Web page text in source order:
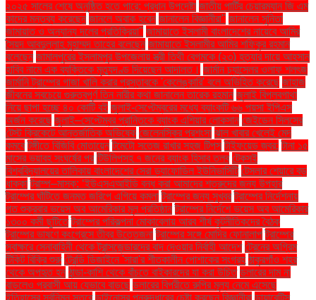
২০২৫ সালের শেষে অনুষ্ঠিত হতে পারে: প্রধান উপদেষ্টা জাতীয় পার্টির চেয়ারম্যান জি এম
কাদের মন্তব্য করেছেন জানলে অবাক হবেন জানালেন বিজ্ঞানীরা" জানালেন সুনিতা
জামায়াত ও অন্যান্য দলের প্রতিক্রিয়া'' জামায়াতে ইসলামী বাংলাদেশের নায়েবে আমির
সৈয়দ আবদুল্লাহ মুহাম্মদ তাহের বলেছেন জামায়াতে ইসলামীর আমির শফিকুর রহমান
বলেছেন জামালপুরের ইসলামপুর উপজেলায় স্ত্রী তিথী বেগমকে (২৩) হত্যার দায়ে আহসান
হাবিব নামে এক ব্যক্তিকে মৃত্যুদণ্ড দিয়েছেন আদালত। জার্মান চ্যান্সেলর ওলাফ শলৎজ
জার্মানি ট্রাম্পের গাজা খালি করার প্রস্তাবকে 'কেলেঙ্কারি' বলে অভিহিত করেছে জাহাজ
জীবনের সবচেয়ে গুরুত্বপূর্ণ তিন নারীর কথা জানালেন তারেক রহমান জুলাই বিপ্লবগাথা
নিয়ে ছাপা হচ্ছে ৪০ কোটি বই জুলাই-সেপ্টেম্বরের মধ্যে ব্যাংকটি ৬৬ পয়সা ইপিএস
অর্জন করেছে জুলাই–সেপ্টেম্বর প্রান্তিকে ব্যাংক এশিয়ার লোকসান জেইডেন সিলসের
টেস্ট ক্রিকেটে আন্তর্জাতিক অভিষেক জেলেনস্কির প্রশংসা ঝাল খাবার খেলেই মেদ
কমবে টঙ্গীতে বিজিবি মোতায়েন টমেটো সতেজ রাখার সহজ টিপস টাইফয়েড জ্বর: টানা ১৫
মাসের ভয়াবহ সংঘর্ষের পর টিউলিপসহ ৭ জনের ব্যাংক হিসাব তলব টেকসই
বিশ্ববিদ্যালয়ের তালিকায় বাংলাদেশের সেরা ড্যাফোডিল ইউনিভার্সিটি টেসলার শেয়ারে বড়
ধাক্কা ট্রাম্প–মাস্ক: ‘ইউএসএআইডি বন্ধ করা আমাদের শত্রুদের জন্য উপহার
ট্রাম্পের ঘাঁটিতে জনমত জরিপে এগিয়ে কমলা ট্রাম্পের জন্য সুখবর ট্রাম্পের নির্দেশনায়
গত শুক্রবার ভয়েস অব আমেরিকার মূল প্রতিষ্ঠান ট্রাম্পের নির্দেশে ভয়েস অব আমেরিকার
১৩০০ কর্মী ছুটিতে ট্রাম্পের পরিকল্পনা মোকাবেলায় আরব শীর্ষ কূটনীতিকদের বৈঠক
ট্রাম্পের ভাষণে কংগ্রেসে তীব্র উত্তেজনা ট্রাম্পের সঙ্গে মোদির ফোনালাপ ট্রাম্পের
স্বাক্ষরে সেনাবাহিনী থেকে ট্রান্সজেন্ডারদের বাদ দেওয়ার নির্বাহী আদেশ ট্রেনের অগ্রিম
টিকিট বিক্রি শুরু ট্রেন্ডি ডিজাইনে 'সারা'র শীতকালীন পোশাকের সংগ্রহ ঠাকুরগাঁও শহর
থেকে অপহৃত হন ঠান্ডা-কাশি থেকে বাঁচতে বাইকারদের যা করা উচিত ডলারের দাম না
বাড়লেও প্রবাসী আয় যেভাবে বাড়ছে ডলারের বিপরীতে রুপির মূল্য নেমে এসেছে
ইতিহাসের সর্বনিম্ন স্তরে ডাইনোসর পুনরুদ্ধারের চেষ্টা করছেন বিজ্ঞানীরা ডায়াবেটিস